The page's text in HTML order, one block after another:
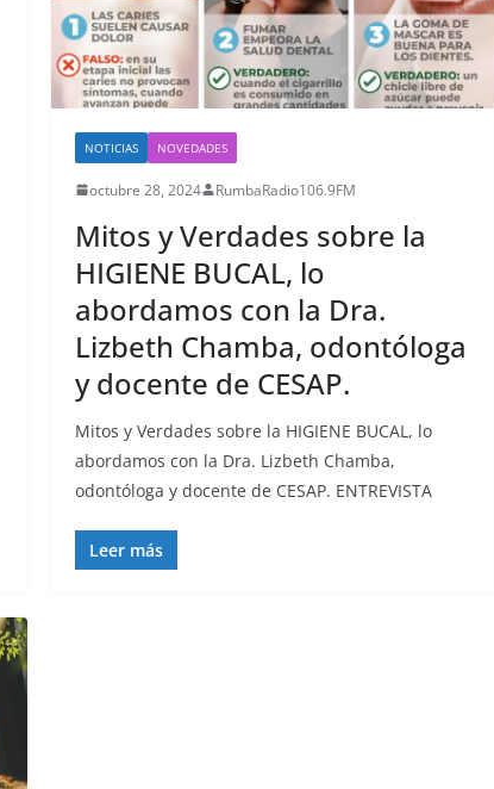
NOTICIAS NOVEDADES
octubre 28, 2024 RumbaRadio106.9FM
Mitos y Verdades sobre la
HIGIENE BUCAL, lo
abordamos con la Dra.
Lizbeth Chamba, odontóloga
y docente de CESAP.
Mitos y Verdades sobre la HIGIENE BUCAL, lo
abordamos con la Dra. Lizbeth Chamba,
odontóloga y docente de CESAP. ENTREVISTA
Leer más